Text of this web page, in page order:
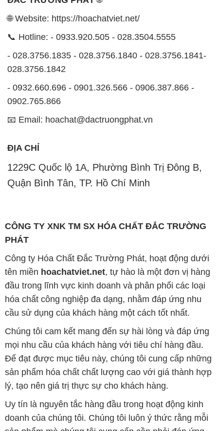
🌐 Website: https://hoachatviet.net/
📞 Hotline: - 0933.920.505 - 028.3504.5555
- 028.3756.1835 - 028.3756.1840 - 028.3756.1841-
028.3756.1842
- 0932.660.696 - 0901.326.566 - 0906.387.866 -
0902.765.866
📧 Email: hoachat@dactruongphat.vn
ĐỊA CHỈ
1229C Quốc lộ 1A, Phường Bình Trị Đông B,
Quận Bình Tân, TP. Hồ Chí Minh
CÔNG TY XNK TM SX HÓA CHẤT ĐẮC TRƯỜNG
PHÁT
Công ty Hóa Chất Đắc Trường Phát, hoạt động dưới
tên miền hoachatviet.net, tự hào là một đơn vị hàng
đầu trong lĩnh vực kinh doanh và phân phối các loại
hóa chất công nghiệp đa dạng, nhằm đáp ứng nhu
cầu sử dụng của khách hàng một cách tốt nhất.
Chúng tôi cam kết mang đến sự hài lòng và đáp ứng
mọi nhu cầu của khách hàng với tiêu chí hàng đầu.
Để đạt được mục tiêu này, chúng tôi cung cấp những
sản phẩm hóa chất chất lượng cao với giá thành hợp
lý, tạo nên giá trị thực sự cho khách hàng.
Uy tín là nguyên tắc hàng đầu trong hoạt động kinh
doanh của chúng tôi. Chúng tôi luôn ý thức rằng mỗi